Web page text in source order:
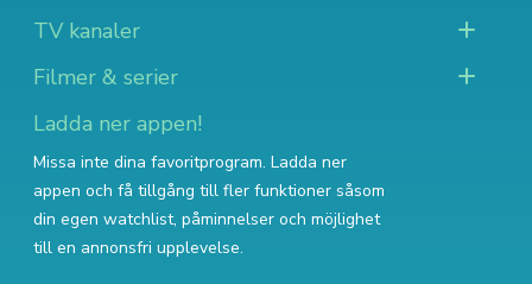
TV kanaler
Filmer & serier
Ladda ner appen!
Missa inte dina favoritprogram. Ladda ner
appen och få tillgång till fler funktioner såsom
din egen watchlist, påminnelser och möjlighet
till en annonsfri upplevelse.